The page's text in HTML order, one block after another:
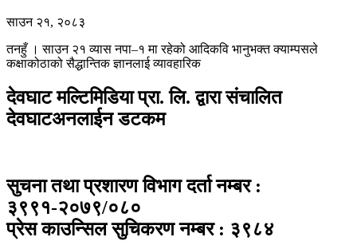
साउन २१, २०८३
तनहुँ । साउन २१ ​व्यास नपा–१ मा रहेको आदिकवि भानुभक्त क्याम्पसले
कक्षाकोठाको सैद्धान्तिक ज्ञानलाई व्यावहारिक
देवघाट मल्टिमिडिया प्रा. लि. द्वारा संचालित
देवघाटअनलाईन डटकम
सुचना तथा प्रशारण विभाग दर्ता नम्बर :
३९९१-२०७९/०८०
प्रेस काउन्सिल सुचिकरण नम्बर : ३९८४